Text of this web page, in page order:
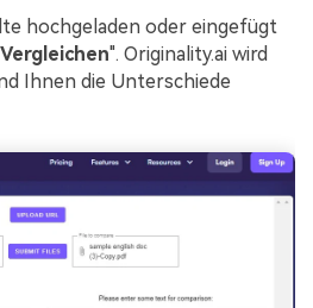
hochgeladen oder eingefügt
Vergleichen". Originality.ai wird
Ihnen die Unterschiede